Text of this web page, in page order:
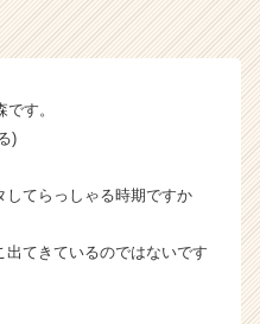
す。
)
してらっしゃる時期ですか
出てきているのではないです